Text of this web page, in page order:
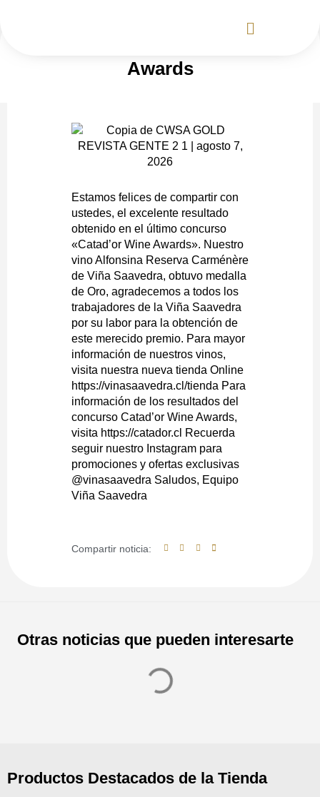
Awards
Estamos felices de compartir con
ustedes, el excelente resultado
obtenido en el último concurso
«Catad’or Wine Awards». Nuestro
vino Alfonsina Reserva Carménère
de Viña Saavedra, obtuvo medalla
de Oro, agradecemos a todos los
trabajadores de la Viña Saavedra
por su labor para la obtención de
este merecido premio. Para mayor
información de nuestros vinos,
visita nuestra nueva tienda Online
https://vinasaavedra.cl/tienda Para
información de los resultados del
concurso Catad’or Wine Awards,
visita https://catador.cl Recuerda
seguir nuestro Instagram para
promociones y ofertas exclusivas
@vinasaavedra Saludos, Equipo
Viña Saavedra
Compartir noticia:
Otras noticias que pueden interesarte
Productos Destacados de la Tienda